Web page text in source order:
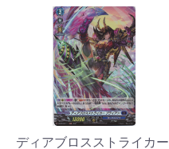
ディアブロスストライカー
お買い物を続ける